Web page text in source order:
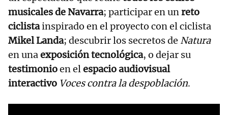
musicales de Navarra; participar en unreto
ciclistainspirado en el proyecto con el ciclista
Mikel Landa; descubrir los secretos de Natura
en unaexposición tecnológica, o dejar su
testimonioen elespacio audiovisual
interactivo Voces contra la despoblación.